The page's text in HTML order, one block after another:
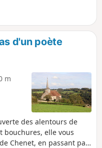
à
d'un poète
m
des alentours de
bouchures, elle vous
Chenet, en passant par